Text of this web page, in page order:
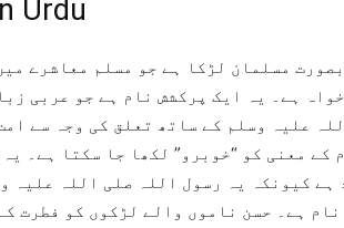
Urdu
مسلمان لڑکا ہے جو مسلم معاشرے
ہے۔ یہ ایک پرکشش نام ہے جو عربی
علیہ وسلم کے ساتھ تعلق کی وجہ سے
کے معنی کو “خوبرو” لکھا جا سکتا ہے۔
ہے کیونکہ یہ رسول اللہ صلی اللہ علیہ
ہے۔ حسن ناموں والے لڑکوں کو فطرت